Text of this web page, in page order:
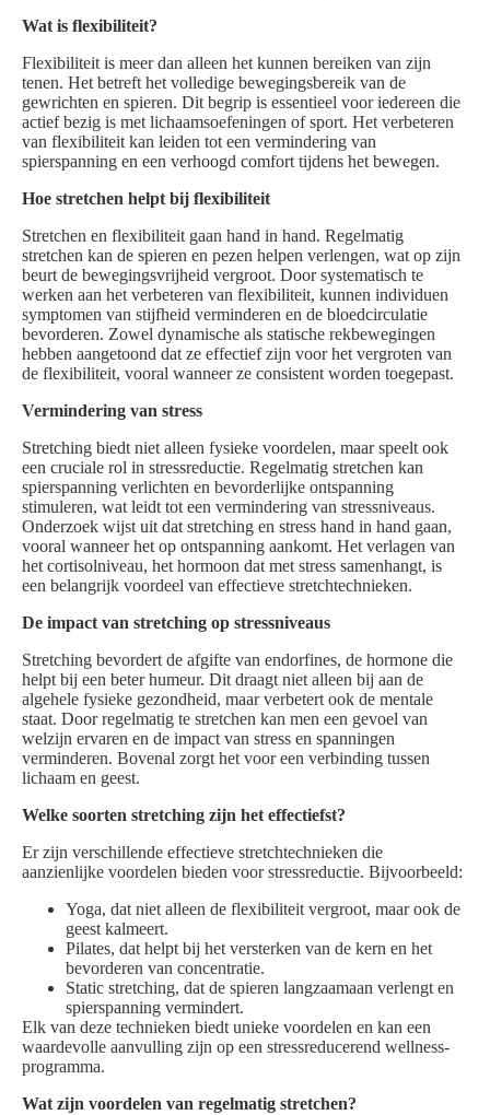
Wat is flexibiliteit?
Flexibiliteit is meer dan alleen het kunnen bereiken van zijn
tenen. Het betreft het volledige bewegingsbereik van de
gewrichten en spieren. Dit begrip is essentieel voor iedereen die
actief bezig is met lichaamsoefeningen of sport. Het verbeteren
van flexibiliteit kan leiden tot een vermindering van
spierspanning en een verhoogd comfort tijdens het bewegen.
Hoe stretchen helpt bij flexibiliteit
Stretchen en flexibiliteit gaan hand in hand. Regelmatig
stretchen kan de spieren en pezen helpen verlengen, wat op zijn
beurt de bewegingsvrijheid vergroot. Door systematisch te
werken aan het verbeteren van flexibiliteit, kunnen individuen
symptomen van stijfheid verminderen en de bloedcirculatie
bevorderen. Zowel dynamische als statische rekbewegingen
hebben aangetoond dat ze effectief zijn voor het vergroten van
de flexibiliteit, vooral wanneer ze consistent worden toegepast.
Vermindering van stress
Stretching biedt niet alleen fysieke voordelen, maar speelt ook
een cruciale rol in stressreductie. Regelmatig stretchen kan
spierspanning verlichten en bevorderlijke ontspanning
stimuleren, wat leidt tot een vermindering van stressniveaus.
Onderzoek wijst uit dat stretching en stress hand in hand gaan,
vooral wanneer het op ontspanning aankomt. Het verlagen van
het cortisolniveau, het hormoon dat met stress samenhangt, is
een belangrijk voordeel van effectieve stretchtechnieken.
De impact van stretching op stressniveaus
Stretching bevordert de afgifte van endorfines, de hormone die
helpt bij een beter humeur. Dit draagt niet alleen bij aan de
algehele fysieke gezondheid, maar verbetert ook de mentale
staat. Door regelmatig te stretchen kan men een gevoel van
welzijn ervaren en de impact van stress en spanningen
verminderen. Bovenal zorgt het voor een verbinding tussen
lichaam en geest.
Welke soorten stretching zijn het effectiefst?
Er zijn verschillende effectieve stretchtechnieken die
aanzienlijke voordelen bieden voor stressreductie. Bijvoorbeeld:
Yoga, dat niet alleen de flexibiliteit vergroot, maar ook de
geest kalmeert.
Pilates, dat helpt bij het versterken van de kern en het
bevorderen van concentratie.
Static stretching, dat de spieren langzaamaan verlengt en
spierspanning vermindert.
Elk van deze technieken biedt unieke voordelen en kan een
waardevolle aanvulling zijn op een stressreducerend wellness-
programma.
Wat zijn voordelen van regelmatig stretchen?